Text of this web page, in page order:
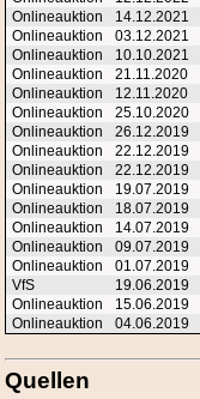
Onlineauktion
14.12.2021
Onlineauktion
03.12.2021
Onlineauktion
10.10.2021
Onlineauktion
21.11.2020
Onlineauktion
12.11.2020
Onlineauktion
25.10.2020
Onlineauktion
26.12.2019
Onlineauktion
22.12.2019
Onlineauktion
22.12.2019
Onlineauktion
19.07.2019
Onlineauktion
18.07.2019
Onlineauktion
14.07.2019
Onlineauktion
09.07.2019
Onlineauktion
01.07.2019
VfS
19.06.2019
Onlineauktion
15.06.2019
Onlineauktion
04.06.2019
Quellen